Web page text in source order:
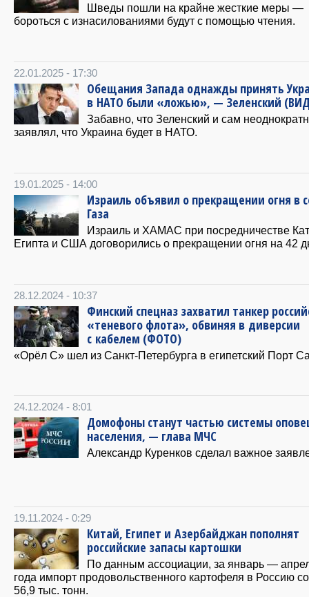
Шведы пошли на крайне жесткие меры —
бороться с изнасилованиями будут с помощью чтения.
22.01.2025 - 17:30
Обещания Запада однажды принять
в НАТО были «ложью», — Зеленский
Забавно, что Зеленский и сам
заявлял, что Украина будет в НАТО.
19.01.2025 - 14:00
Израиль объявил о прекращении огня в
Газа
Израиль и ХАМАС при посредничестве
Египта и США договорились о прекращении огня на 42
28.12.2024 - 10:37
Финский спецназ захватил танкер
«теневого флота», обвиняя в диверсии
с кабелем (ФОТО)
«Орёл С» шел из Санкт-Петербурга в египетский Порт
24.12.2024 - 8:01
Домофоны станут частью системы
населения, — глава МЧС
Александр Куренков сделал важное
19.11.2024 - 0:29
Китай, Египет и Азербайджан пополнят
российские запасы картошки
По данным ассоциации, за январь —
года импорт продовольственного картофеля в Россию
56,9 тыс. тонн.